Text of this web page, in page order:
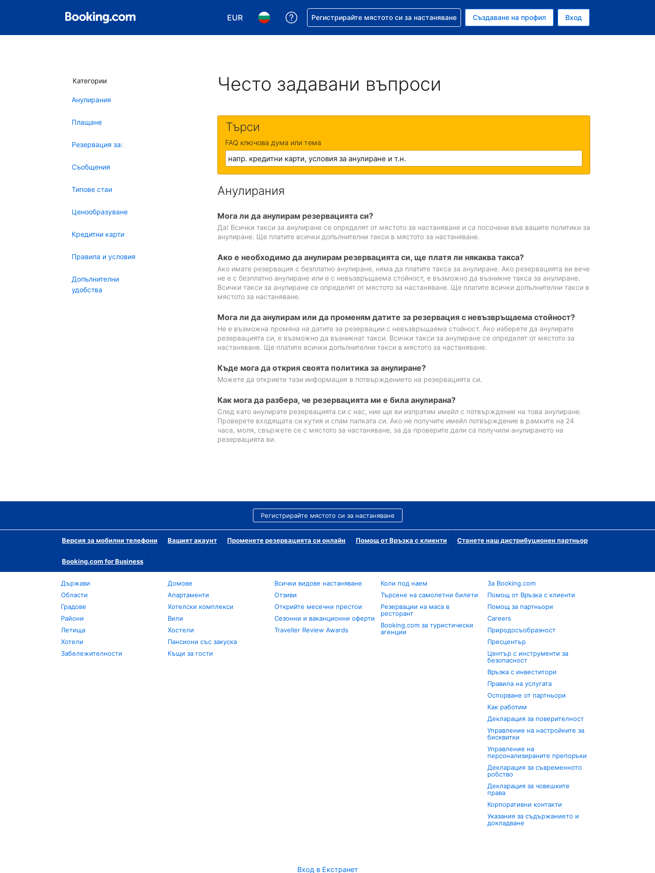
EUR
Избор на валута. Избрана валута - Евро
Избор на език. Избран език - Български
Помощ с резервацията ви
Регистрирайте мястото си за настаняване Създаване на профил Вход
Категории
Анулирания
Плащане
Резервация за:
Съобщения
Типове стаи
Ценообразуване
Кредитни карти
Правила и условия
Допълнителни
удобства
Често задавани въпроси
Търси
FAQ ключова дума или тема
Анулирания
Мога ли да анулирам резервацията си?
Да! Всички такси за анулиране се определят от мястото за настаняване и са посочени във вашите политики за
анулиране. Ще платите всички допълнителни такси в мястото за настаняване.
Ако е необходимо да анулирам резервацията си, ще платя ли някаква такса?
Ако имате резервация с безплатно анулиране, няма да платите такса за анулиране. Ако резервацията ви вече
не е с безплатно анулиране или е с невъзвръщаема стойност, е възможно да възникне такса за анулиране.
Всички такси за анулиране се определят от мястото за настаняване. Ще платите всички допълнителни такси в
мястото за настаняване.
Мога ли да анулирам или да променям датите за резервация с невъзвръщаема стойност?
Не е възможна промяна на датите за резервации с невъзвръщаема стойност. Ако изберете да анулирате
резервацията си, е възможно да възникнат такси. Всички такси за анулиране се определят от мястото за
настаняване. Ще платите всички допълнителни такси в мястото за настаняване.
Къде мога да открия своята политика за анулиране?
Можете да откриете тази информация в потвърждението на резервацията си.
Как мога да разбера, че резервацията ми е била анулирана?
След като анулирате резервацията си с нас, ние ще ви изпратим имейл с потвърждение на това анулиране.
Проверете входящата си кутия и спам папката си. Ако не получите имейл потвърждение в рамките на 24
часа, моля, свържете се с мястото за настаняване, за да проверите дали са получили анулирането на
резервацията ви.
Регистрирайте мястото си за настаняване
Версия за мобилни телефони Вашият акаунт Променете резервацията си онлайн Помощ от Връзка с клиенти Станете наш дистрибуционен партньор
Booking.com for Business
Държави
Области
Градове
Райони
Летища
Хотели
Забележителности
Домове
Апартаменти
Хотелски комплекси
Вили
Хостели
Пансиони със закуска
Къщи за гости
Всички видове настаняване
Отзиви
Открийте месечни престои
Сезонни и ваканционни оферти
Traveller Review Awards
Коли под наем
Търсене на самолетни билети
Резервации на маса в
ресторант
Booking.com за туристически
агенции
За Booking.com
Помощ от Връзка с клиенти
Помощ за партньори
Careers
Природосъобразност
Пресцентър
Център с инструменти за
безопасност
Връзка с инвеститори
Правила на услугата
Оспорване от партньори
Как работим
Декларация за поверителност
Управление на настройките за
бисквитки
Управление на
персонализираните препоръки
Декларация за съвременното
робство
Декларация за човешките
права
Корпоративни контакти
Указания за съдържанието и
докладване
Вход в Екстранет